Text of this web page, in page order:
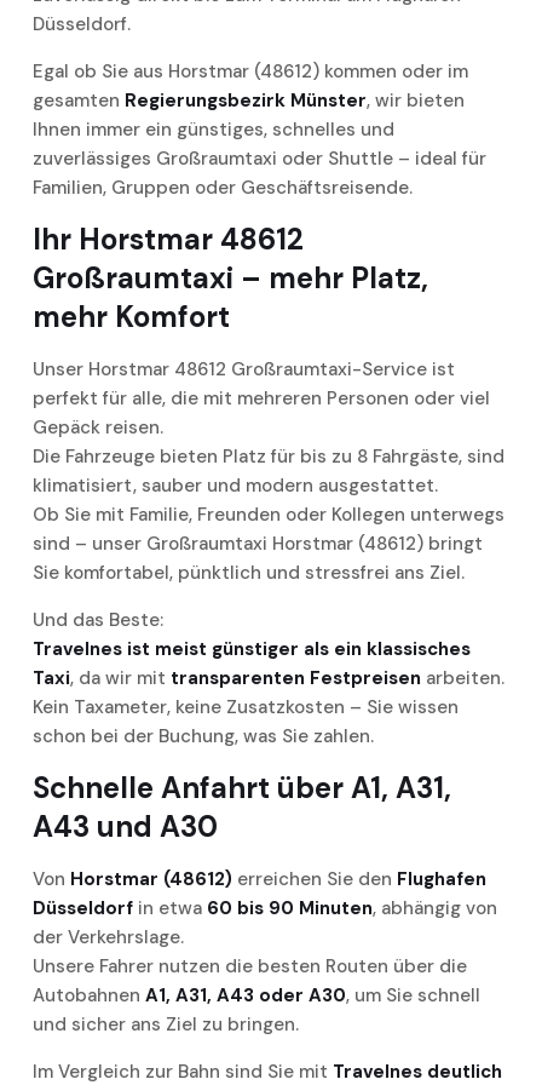
Düsseldorf.
Egal ob Sie aus Horstmar (48612) kommen oder im
gesamten Regierungsbezirk Münster, wir bieten
Ihnen immer ein günstiges, schnelles und
zuverlässiges Großraumtaxi oder Shuttle – ideal für
Familien, Gruppen oder Geschäftsreisende.
Ihr Horstmar 48612
Großraumtaxi – mehr Platz,
mehr Komfort
Unser Horstmar 48612 Großraumtaxi-Service ist
perfekt für alle, die mit mehreren Personen oder viel
Gepäck reisen.
Die Fahrzeuge bieten Platz für bis zu 8 Fahrgäste, sind
klimatisiert, sauber und modern ausgestattet.
Ob Sie mit Familie, Freunden oder Kollegen unterwegs
sind – unser Großraumtaxi Horstmar (48612) bringt
Sie komfortabel, pünktlich und stressfrei ans Ziel.
Und das Beste:
Travelnes ist meist günstiger als ein klassisches
Taxi, da wir mit transparenten Festpreisen arbeiten.
Kein Taxameter, keine Zusatzkosten – Sie wissen
schon bei der Buchung, was Sie zahlen.
Schnelle Anfahrt über A1, A31,
A43 und A30
Von Horstmar (48612) erreichen Sie den Flughafen
Düsseldorf in etwa 60 bis 90 Minuten, abhängig von
der Verkehrslage.
Unsere Fahrer nutzen die besten Routen über die
Autobahnen A1, A31, A43 oder A30, um Sie schnell
und sicher ans Ziel zu bringen.
Im Vergleich zur Bahn sind Sie mit Travelnes deutlich